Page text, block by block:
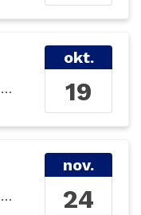
okt.
19
nov.
24